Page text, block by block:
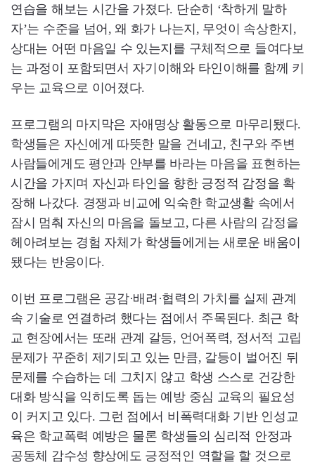
연습을 해보는 시간을 가졌다. 단순히 ‘착하게 말하
자’는 수준을 넘어, 왜 화가 나는지, 무엇이 속상한지,
상대는 어떤 마음일 수 있는지를 구체적으로 들여다보
는 과정이 포함되면서 자기이해와 타인이해를 함께 키
우는 교육으로 이어졌다.
프로그램의 마지막은 자애명상 활동으로 마무리됐다.
학생들은 자신에게 따뜻한 말을 건네고, 친구와 주변
사람들에게도 평안과 안부를 바라는 마음을 표현하는
시간을 가지며 자신과 타인을 향한 긍정적 감정을 확
장해 나갔다. 경쟁과 비교에 익숙한 학교생활 속에서
잠시 멈춰 자신의 마음을 돌보고, 다른 사람의 감정을
헤아려보는 경험 자체가 학생들에게는 새로운 배움이
됐다는 반응이다.
이번 프로그램은 공감·배려·협력의 가치를 실제 관계
속 기술로 연결하려 했다는 점에서 주목된다. 최근 학
교 현장에서는 또래 관계 갈등, 언어폭력, 정서적 고립
문제가 꾸준히 제기되고 있는 만큼, 갈등이 벌어진 뒤
문제를 수습하는 데 그치지 않고 학생 스스로 건강한
대화 방식을 익히도록 돕는 예방 중심 교육의 필요성
이 커지고 있다. 그런 점에서 비폭력대화 기반 인성교
육은 학교폭력 예방은 물론 학생들의 심리적 안정과
공동체 감수성 향상에도 긍정적인 역할을 할 것으로